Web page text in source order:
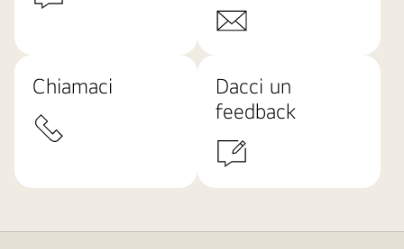
Chiamaci
Dacci un
feedback